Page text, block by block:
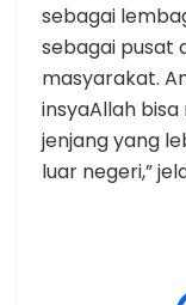
sebagai
sebagai pusat
masyarakat.
insyaAllah
jenjang yang
luar negeri,”